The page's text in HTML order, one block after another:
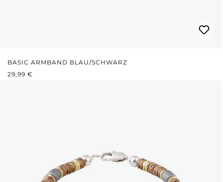
BASIC ARMBAND BLAU/SCHWARZ
REGULÄRER PREIS:
29,99 €